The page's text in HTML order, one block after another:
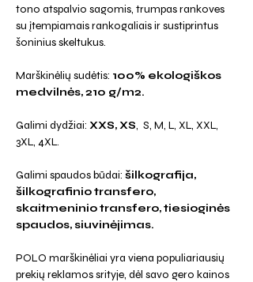
tono atspalvio sagomis, trumpas rankoves
su įtempiamais rankogaliais ir sustiprintus
šoninius skeltukus.
Marškinėlių sudėtis: 100% ekologiškos
medvilnės, 210 g/m2.
Galimi dydžiai: XXS,XS, S, M, L, XL, XXL,
3XL, 4XL.
Galimi spaudos būdai: šilkografija,
šilkografinio transfero,
skaitmeninio transfero, tiesioginės
spaudos, siuvinėjimas.
POLO marškinėliai yra viena populiariausių
prekių reklamos srityje, dėl savo gero kainos